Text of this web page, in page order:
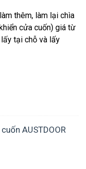
thêm, làm lại chìa
cửa cuốn) giá từ
tại chỗ và lấy
AUSTDOOR